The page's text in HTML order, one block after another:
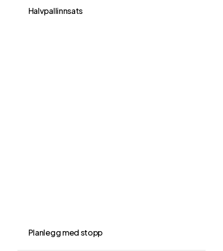
Halvpallinnsats
Planlegg med stopp